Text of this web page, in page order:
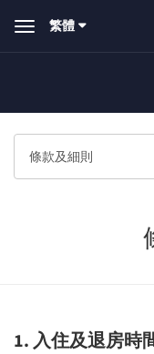
Toggle繁體
1. 入住及退房時